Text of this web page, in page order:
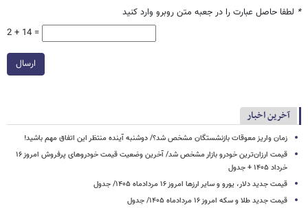
* لطفا حاصل عبارت را در جعبه متن روبرو وارد کنید
2 + 14 =
ارسال
آخرین اخبار
زمان واریز معوقات بازنشستگان مشخص شد؟/ دوشنبه آینده منتظر این اتفاق مهم باشید!
قیمت ارزان‌ترین خودرو بازار مشخص شد/ آخرین وضعیت قیمت خودروهای پرفروش امروز ۱۶
خرداد ۱۴۰۵ + جدول
قیمت جدید دلار، یورو و سایر ارزها امروز ۱۶ مردادماه ۱۴۰۵/ جدول
قیمت جدید طلا و سکه امروز ۱۶ مردادماه ۱۴۰۵/ جدول